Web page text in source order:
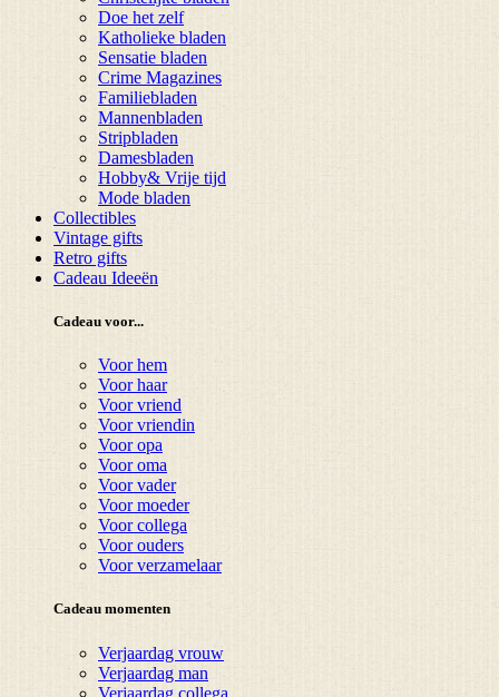
Doe het zelf
Katholieke bladen
Sensatie bladen
Crime Magazines
Familiebladen
Mannenbladen
Stripbladen
Damesbladen
Hobby& Vrije tijd
Mode bladen
Collectibles
Vintage gifts
Retro gifts
Cadeau Ideeën
Cadeau voor...
Voor hem
Voor haar
Voor vriend
Voor vriendin
Voor opa
Voor oma
Voor vader
Voor moeder
Voor collega
Voor ouders
Voor verzamelaar
Cadeau momenten
Verjaardag vrouw
Verjaardag man
Verjaardag collega